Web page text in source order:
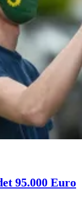
95.000 Euro